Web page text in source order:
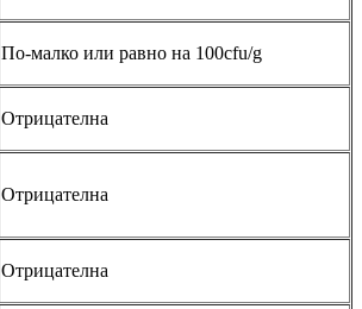
По-малко или равно на 100cfu/g
Отрицателна
Отрицателна
Отрицателна